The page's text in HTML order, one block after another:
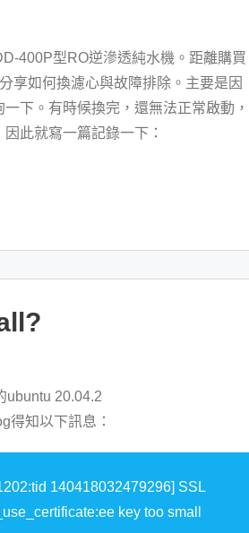
400P型RO逆滲透純水機。距離購買
享如何換濾心與故障排除。主要是因
下。有時候換完，還無法正常啟動，
此就寫一篇記錄一下：
ubuntu 20.04.2
得知以下訊息：
140418032479296] SSL
key too small